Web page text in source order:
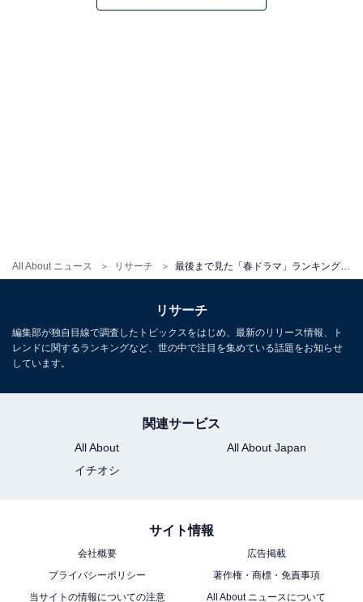
All About ニュース リサーチ 最後まで見た「春ドラマ」ランキング！ 1位『くるり～誰が私と恋をした？～』と僅差の2位は？
リサーチ
編集部が独自目線で調査したトピックスをはじめ、最新のリリース情報、ト
レンドに関するランキングなど、世の中で注目を集めている話題をお知らせ
しています。
関連サービス
All About
All About Japan
イチオシ
サイト情報
会社概要
広告掲載
プライバシーポリシー
著作権・商標・免責事項
当サイトの情報についての注意
All About ニュースについて